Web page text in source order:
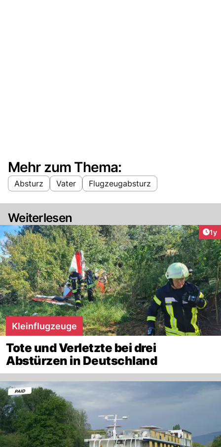
Mehr zum Thema:
Absturz Vater Flugzeugabsturz
Weiterlesen
1y
Kleinflugzeuge
Tote und Verletzte bei drei
Abstürzen in Deutschland